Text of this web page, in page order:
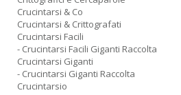
Crucintarsi & Co
Crucintarsi & Crittografati
Crucintarsi Facili
- Crucintarsi Facili Giganti Raccolta
Crucintarsi Giganti
- Crucintarsi Giganti Raccolta
Crucintarsio